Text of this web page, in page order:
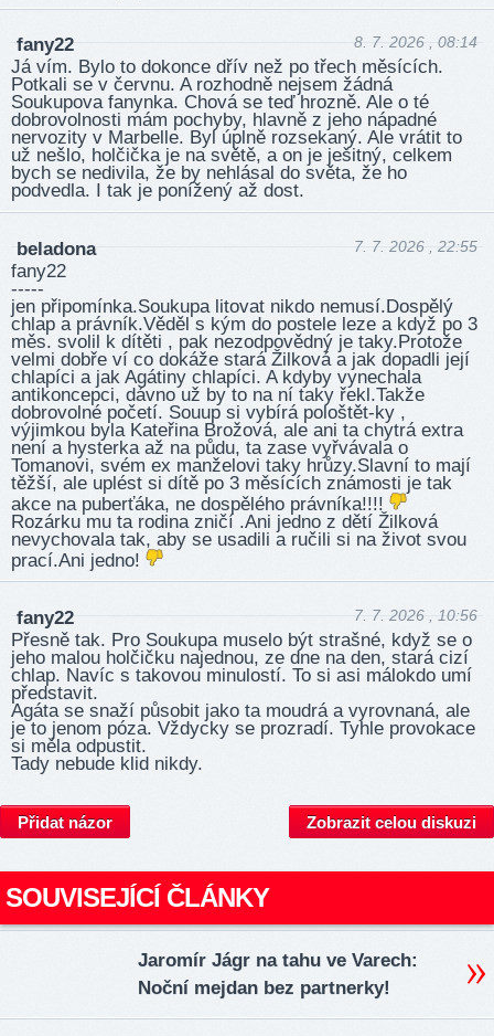
fany22 8. 7. 2026 , 08:14
Já vím. Bylo to dokonce dřív než po třech měsících.
Potkali se v červnu. A rozhodně nejsem žádná
Soukupova fanynka. Chová se teď hrozně. Ale o té
dobrovolnosti mám pochyby, hlavně z jeho nápadné
nervozity v Marbelle. Byl úplně rozsekaný. Ale vrátit to
už nešlo, holčička je na světě, a on je ješitný, celkem
bych se nedivila, že by nehlásal do světa, že ho
podvedla. I tak je ponížený až dost.
beladona 7. 7. 2026 , 22:55
fany22
-----
jen připomínka.Soukupa litovat nikdo nemusí.Dospělý
chlap a právník.Věděl s kým do postele leze a když po 3
měs. svolil k dítěti , pak nezodpovědný je taky.Protože
velmi dobře ví co dokáže stará Žilková a jak dopadli její
chlapíci a jak Agátiny chlapíci. A kdyby vynechala
antikoncepci, dávno už by to na ní taky řekl.Takže
dobrovolné početí. Souup si vybírá pološtět-ky ,
výjimkou byla Kateřina Brožová, ale ani ta chytrá extra
není a hysterka až na půdu, ta zase vyřvávala o
Tomanovi, svém ex manželovi taky hrůzy.Slavní to mají
těžší, ale uplést si dítě po 3 měsících známosti je tak
akce na puberťáka, ne dospělého právníka!!!!
Rozárku mu ta rodina zničí .Ani jedno z dětí Žilková
nevychovala tak, aby se usadili a ručili si na život svou
prací.Ani jedno!
fany22 7. 7. 2026 , 10:56
Přesně tak. Pro Soukupa muselo být strašné, když se o
jeho malou holčičku najednou, ze dne na den, stará cizí
chlap. Navíc s takovou minulostí. To si asi málokdo umí
představit.
Agáta se snaží působit jako ta moudrá a vyrovnaná, ale
je to jenom póza. Vždycky se prozradí. Tyhle provokace
si měla odpustit.
Tady nebude klid nikdy.
Přidat názor Zobrazit celou diskuzi
SOUVISEJÍCÍ ČLÁNKY
Jaromír Jágr na tahu ve Varech:
Noční mejdan bez partnerky!